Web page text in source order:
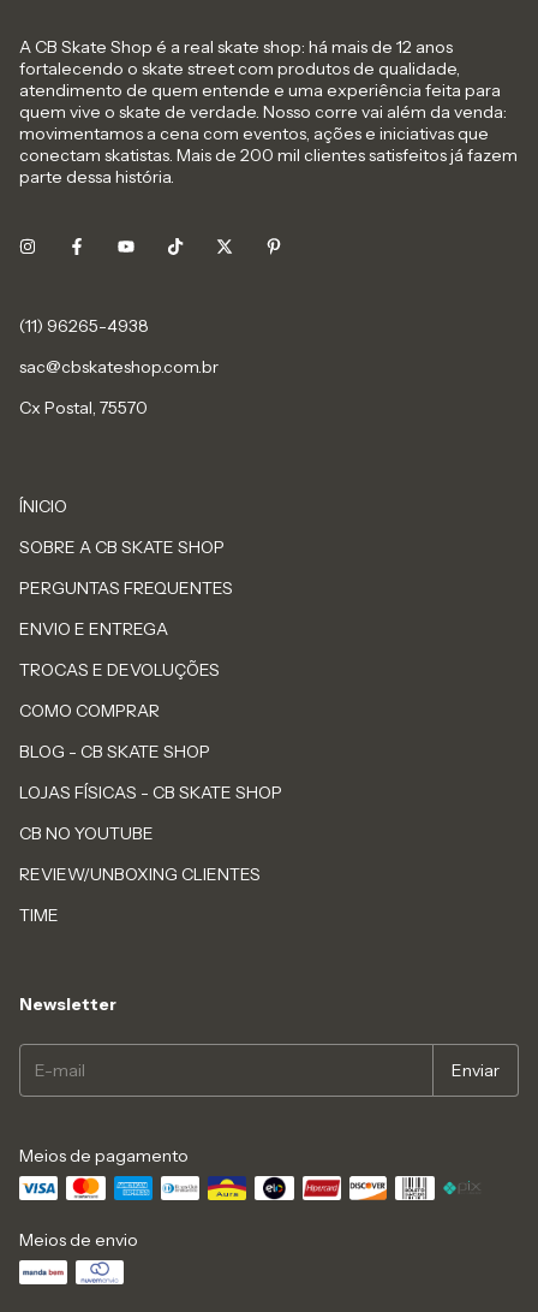
A CB Skate Shop é a real skate shop: há mais de 12 anos
fortalecendo o skate street com produtos de qualidade,
atendimento de quem entende e uma experiência feita para
quem vive o skate de verdade. Nosso corre vai além da venda:
movimentamos a cena com eventos, ações e iniciativas que
conectam skatistas. Mais de 200 mil clientes satisfeitos já fazem
parte dessa história.
sac@cbskateshop.com.br
Cx Postal, 75570
ÍNICIO
SOBRE A CB SKATE SHOP
PERGUNTAS FREQUENTES
ENVIO E ENTREGA
TROCAS E DEVOLUÇÕES
COMO COMPRAR
BLOG - CB SKATE SHOP
LOJAS FÍSICAS - CB SKATE SHOP
CB NO YOUTUBE
REVIEW/UNBOXING CLIENTES
TIME
Newsletter
Meios de pagamento
Meios de envio